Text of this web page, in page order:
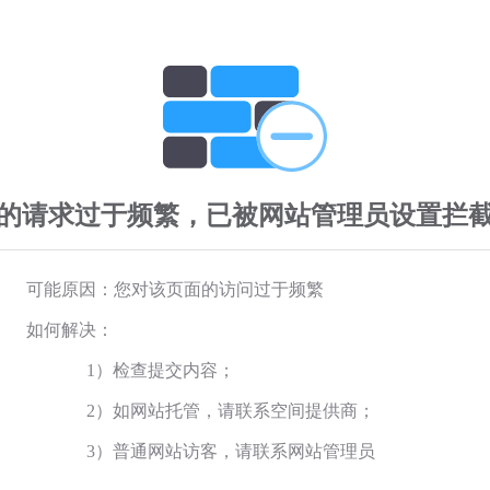
请求过于频繁，已被网站管理员设置拦
可能原因：您对该页面的访问过于频繁
如何解决：
1）检查提交内容；
2）如网站托管，请联系空间提供商；
3）普通网站访客，请联系网站管理员